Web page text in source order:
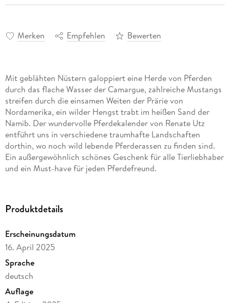
Merken Empfehlen Bewerten
Mit geblähten Nüstern galoppiert eine Herde von Pferden
durch das flache Wasser der Camargue, zahlreiche Mustangs
streifen durch die einsamen Weiten der Prärie von
Nordamerika, ein wilder Hengst trabt im heißen Sand der
Namib. Der wundervolle Pferdekalender von Renate Utz
entführt uns in verschiedene traumhafte Landschaften
dorthin, wo noch wild lebende Pferderassen zu finden sind.
Ein außergewöhnlich schönes Geschenk für alle Tierliebhaber
und ein Must-have für jeden Pferdefreund.
Daher verwenden wir ausschließlich FSC-zertifizierte Papiere
Überproduktion und somit deutliche Abfallmengen, da wir
bedarfsgerecht in Einzelfertigung in Deutschland (Made in
Germany) produzieren. Wir halten unsere Transportwege kurz
und sorgen für eine klimabewusste Logistik.
14 Seiten bestehend aus 1 Cover | 12 Monatsseiten | 1
Produktdetails
Erscheinungsdatum
16. April 2025
Sprache
deutsch
Auflage